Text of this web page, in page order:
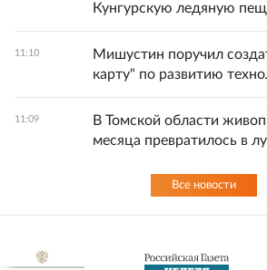
Кунгурскую ледяную
11:10
Мишустин поручил
карту" по развитию
11:09
В Томской области
месяца превратилось в
Все новости